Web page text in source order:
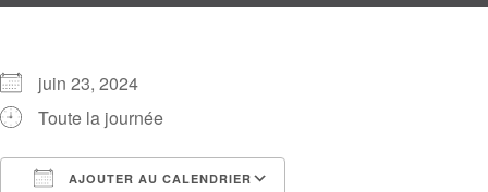
juin 23, 2024
Toute la journée
AJOUTER AU CALENDRIER